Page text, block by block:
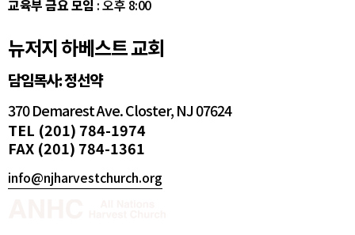
교육부 금요 모임 : 오후 8:00
뉴저지 하베스트 교회
담임목사: 정선약
370 Demarest Ave. Closter, NJ 07624
TEL (201) 784-1974
FAX (201) 784-1361
info@njharvestchurch.org